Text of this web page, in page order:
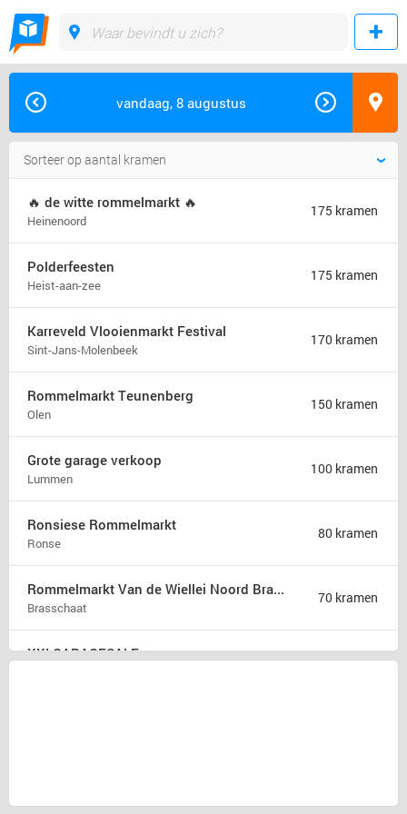
vandaag, 8 augustus
🔥 de witte rommelmarkt 🔥
Heinenoord
175 kramen
Polderfeesten
Heist-aan-zee
175 kramen
Karreveld Vlooienmarkt Festival
Sint-Jans-Molenbeek
170 kramen
Rommelmarkt Teunenberg
Olen
150 kramen
Grote garage verkoop
Lummen
100 kramen
Ronsiese Rommelmarkt
Ronse
80 kramen
Rommelmarkt Van de Wiellei Noord Brasschaat
Brasschaat
70 kramen
XXLGARAGESALE 50 kramen